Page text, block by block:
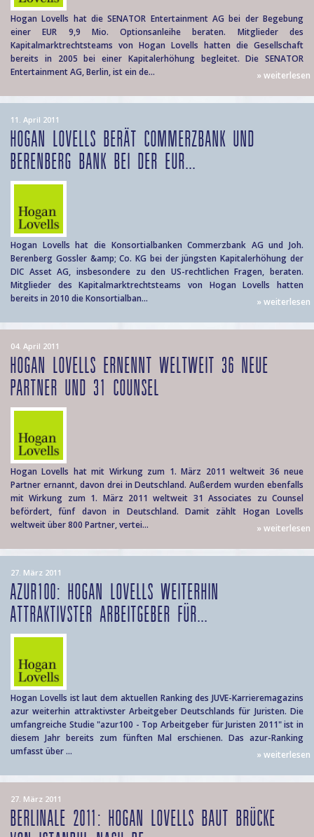
Hogan Lovells hat die SENATOR Entertainment AG bei der Begebung
einer EUR 9,9 Mio. Optionsanleihe beraten. Mitglieder des
Kapitalmarktrechtsteams von Hogan Lovells hatten die Gesellschaft
bereits in 2005 bei einer Kapitalerhöhung begleitet. Die SENATOR
Entertainment AG, Berlin, ist ein de...
» weiterlesen
11. April 2011
HOGAN LOVELLS BERÄT COMMERZBANK UND
BERENBERG BANK BEI DER EUR...
Hogan Lovells hat die Konsortialbanken Commerzbank AG und Joh.
Berenberg Gossler &amp; Co. KG bei der jüngsten Kapitalerhöhung der
DIC Asset AG, insbesondere zu den US-rechtlichen Fragen, beraten.
Mitglieder des Kapitalmarktrechtsteams von Hogan Lovells hatten
bereits in 2010 die Konsortialban...
» weiterlesen
04. April 2011
HOGAN LOVELLS ERNENNT WELTWEIT 36 NEUE
PARTNER UND 31 COUNSEL
Hogan Lovells hat mit Wirkung zum 1. März 2011 weltweit 36 neue
Partner ernannt, davon drei in Deutschland. Außerdem wurden ebenfalls
mit Wirkung zum 1. März 2011 weltweit 31 Associates zu Counsel
befördert, fünf davon in Deutschland. Damit zählt Hogan Lovells
weltweit über 800 Partner, vertei...
» weiterlesen
27. März 2011
AZUR100: HOGAN LOVELLS WEITERHIN
ATTRAKTIVSTER ARBEITGEBER FÜR...
Hogan Lovells ist laut dem aktuellen Ranking des JUVE-Karrieremagazins
azur weiterhin attraktivster Arbeitgeber Deutschlands für Juristen. Die
umfangreiche Studie "azur100 - Top Arbeitgeber für Juristen 2011" ist in
diesem Jahr bereits zum fünften Mal erschienen. Das azur-Ranking
umfasst über ...
» weiterlesen
27. März 2011
BERLINALE 2011: HOGAN LOVELLS BAUT BRÜCKE